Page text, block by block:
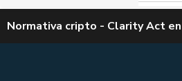
Normativa cripto - Clarity Act